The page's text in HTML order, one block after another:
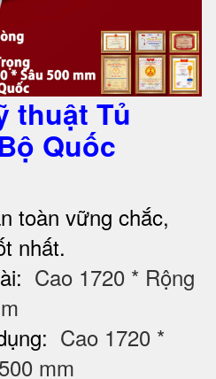
thuật Tủ
Quốc
toàn vững chắc,
nhất.
Cao 1720 * Rộng
Cao 1720 *
mm